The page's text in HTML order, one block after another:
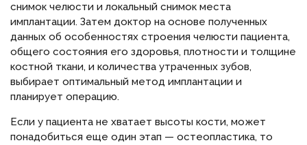
снимок челюсти и локальный снимок места
имплантации. Затем доктор на основе полученных
данных об особенностях строения челюсти пациента,
общего состояния его здоровья, плотности и толщине
костной ткани, и количества утраченных зубов,
выбирает оптимальный метод имплантации и
планирует операцию.
Если у пациента не хватает высоты кости, может
понадобиться еще один этап — остеопластика, то